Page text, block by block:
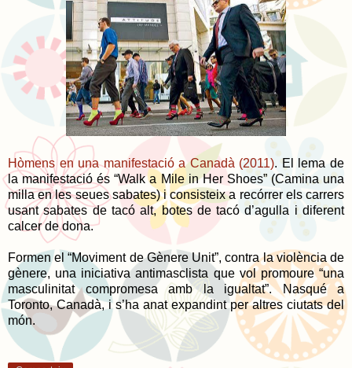
Hòmens en una manifestació a Canadà (2011). El lema de
la manifestació és “Walk a Mile in Her Shoes” (Camina una
milla en les seues sabates) i consisteix a recórrer els carrers
usant sabates de tacó alt, botes de tacó d’agulla i diferent
calcer de dona.
Formen el “Moviment de Gènere Unit”, contra la violència de
gènere, una iniciativa antimasclista que vol promoure “una
masculinitat compromesa amb la igualtat”. Nasqué a
Toronto, Canadà, i s’ha anat expandint per altres ciutats del
món.